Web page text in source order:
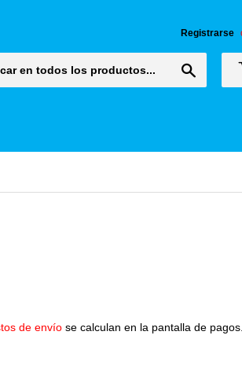
Registrarse
de envío se calculan en la pantalla de pagos.